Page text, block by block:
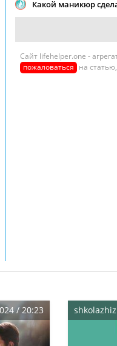
Какой маникюр
Сайт lifehelper.one -
пожаловаться на
/ 20:23